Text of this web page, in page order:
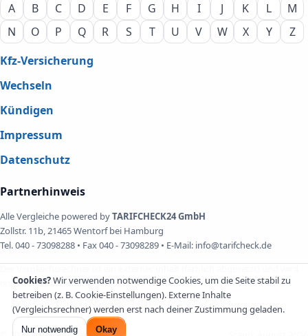
A
B C D E F G H I J K L
M
N
O P Q R S T U V W X Y
Z
Kfz-Versicherung
Wechseln
Kündigen
Impressum
Datenschutz
Partnerhinweis
Alle Vergleiche powered byTARIFCHECK24 GmbH
Zollstr. 11b, 21465 Wentorf bei Hamburg
Tel. 040 - 73098288 • Fax 040 - 73098289 • E-Mail: info@tarifcheck.de
erst nach Zustimmung geladen.
Cookies?Wir verwenden notwendige Cookies, um die Seite stabil zu
betreiben (z. B. Cookie-Einstellungen). Externe Inhalte
(Vergleichsrechner) werden erst nach deiner Zustimmung geladen.
Nur notwendig Okay